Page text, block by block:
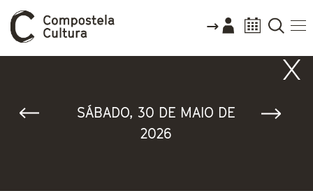
SÁBADO, 30 DE MAIO DE
2026